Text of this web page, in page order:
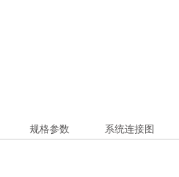
规格参数 系统连接图